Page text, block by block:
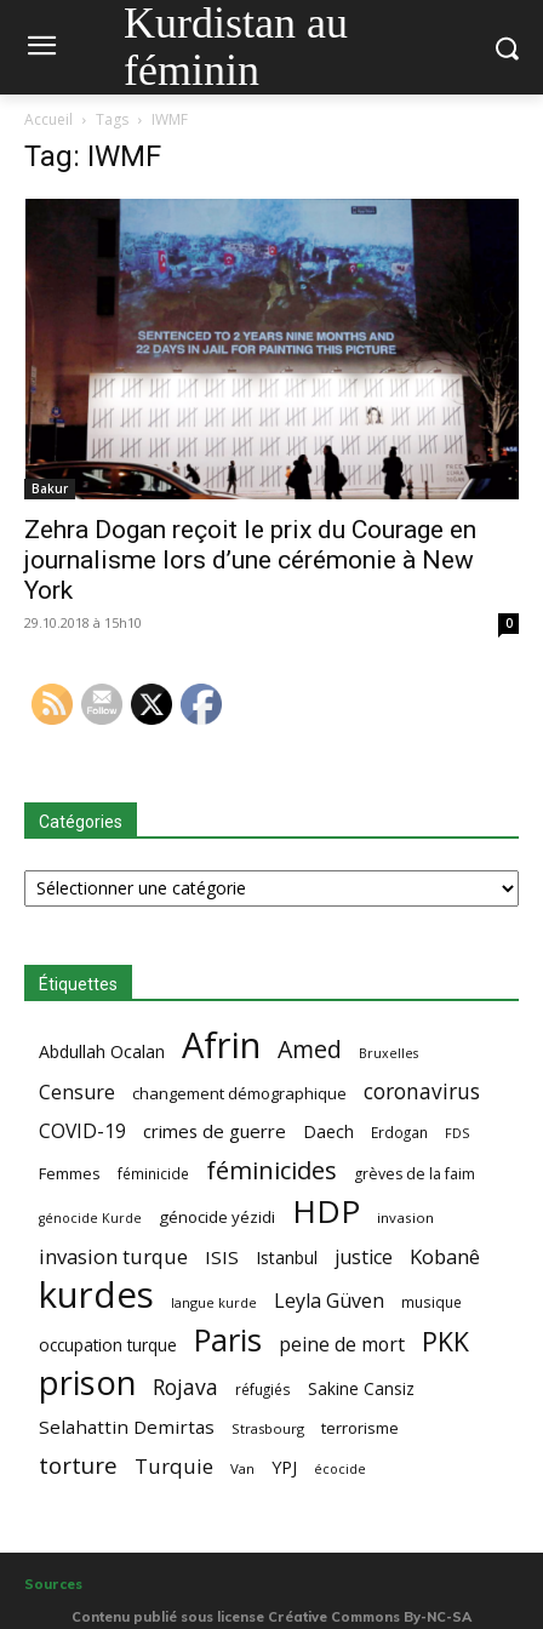
Kurdistan au
féminin
Accueil Tags IWMF
Tag: IWMF
Bakur
Zehra Dogan reçoit le prix du Courage en
journalisme lors d’une cérémonie à New
York
29.10.2018 à 15h10 0
Catégories
Catégories
Étiquettes
Abdullah Ocalan Afrin Amed Bruxelles
Censure changement démographique coronavirus
COVID-19 crimes de guerre Daech Erdogan FDS
Femmes féminicide féminicides grèves de la faim
génocide Kurde génocide yézidi HDP invasion
invasion turque ISIS Istanbul justice Kobanê
kurdes langue kurde Leyla Güven musique
occupation turque Paris peine de mort PKK
prison Rojava réfugiés Sakine Cansiz
Selahattin Demirtas Strasbourg terrorisme
torture Turquie Van YPJ écocide
Sources
Contenu publié sous license Créative Commons By-NC-SA